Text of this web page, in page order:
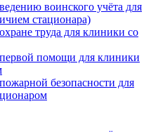
воинского учёта для
стационара)
труда для клиники со
помощи для клиники
безопасности для